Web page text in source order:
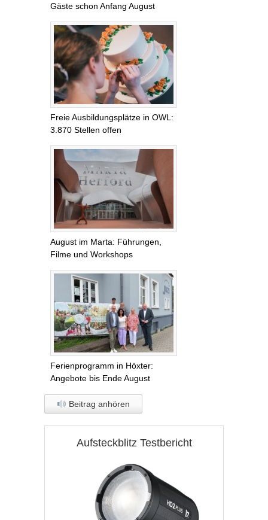
Gäste schon Anfang August
Freie Ausbildungsplätze in OWL:
3.870 Stellen offen
August im Marta: Führungen,
Filme und Workshops
Ferienprogramm in Höxter:
Angebote bis Ende August
Beitrag anhören
Aufsteckblitz Testbericht